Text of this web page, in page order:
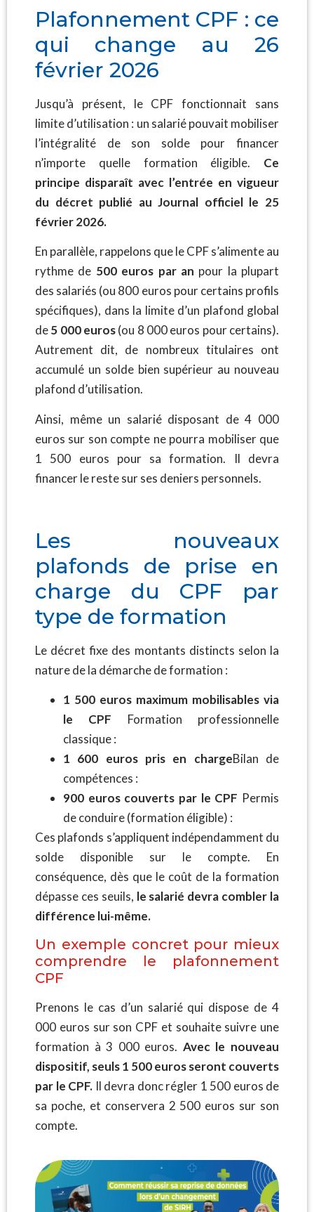
Plafonnement CPF : ce
qui change au 26
février 2026
Jusqu’à présent, le CPF fonctionnait sans
limite d’utilisation : un salarié pouvait mobiliser
l’intégralité de son solde pour financer
n’importe quelle formation éligible. Ce
principe disparaît avec l’entrée en vigueur
du décret publié au Journal officiel le 25
février 2026.
En parallèle, rappelons que le CPF s’alimente au
rythme de 500 euros par an pour la plupart
des salariés (ou 800 euros pour certains profils
spécifiques), dans la limite d’un plafond global
de5 000 euros(ou 8 000 euros pour certains).
Autrement dit, de nombreux titulaires ont
accumulé un solde bien supérieur au nouveau
plafond d’utilisation.
Ainsi, même un salarié disposant de 4 000
euros sur son compte ne pourra mobiliser que
1 500 euros pour sa formation. Il devra
financer le reste sur ses deniers personnels.
Les nouveaux
plafonds de prise en
charge du CPF par
type de formation
Le décret fixe des montants distincts selon la
nature de la démarche de formation :
1 500 euros maximum mobilisables via
le CPF Formation professionnelle
classique :
1 600 euros pris en chargeBilan de
compétences :
900 euros couverts par le CPF Permis
de conduire (formation éligible) :
Ces plafonds s’appliquent indépendamment du
solde disponible sur le compte. En
conséquence, dès que le coût de la formation
dépasse ces seuils, le salarié devra combler la
différence lui-même.
Un exemple concret pour mieux
comprendre le plafonnement
CPF
Prenons le cas d’un salarié qui dispose de 4
000 euros sur son CPF et souhaite suivre une
formation à 3 000 euros. Avec le nouveau
dispositif, seuls 1 500 euros seront couverts
par le CPF. Il devra donc régler 1 500 euros de
sa poche, et conservera 2 500 euros sur son
compte.